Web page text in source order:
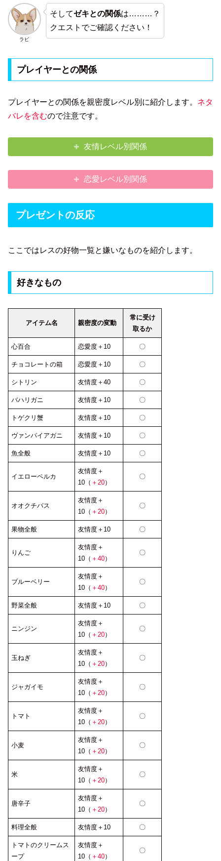
ラビ
そしてゼキとの関係は………？
クエストでご確認ください！
プレイヤーとの関係
プレイヤーとの関係を親密度レベル別に紹介します。 ネタ
バレを含むので注意です。
友情レベル別関係
恋愛レベル別関係
プレゼントの反応
ここではレスの好物一覧と嫌いなものを紹介します。
好きなもの
アイテム名 親密度の変動
常に受け
取るか
心百合 恋愛度＋10 〇
チョコレートの箱 恋愛度＋10 〇
シトリン 友情度＋40 〇
バハリガニ 友情度＋10 〇
トゲクリ蟹 友情度＋10 〇
ヴァンパイアガニ 友情度＋10 〇
魚全般 友情度＋10 〇
イエローペルカ
友情度＋
10（ ＋20）
〇
オオクチバス
友情度＋
10（ ＋20）
〇
果物全般 友情度＋10 〇
りんご
友情度＋
10（ ＋40）
〇
ブルーベリー
友情度＋
10（ ＋40）
〇
野菜全般 友情度＋10 〇
ニンジン
友情度＋
10（ ＋20）
〇
玉ねぎ
友情度＋
10（ ＋20）
〇
ジャガイモ
友情度＋
10（ ＋20）
〇
トマト
友情度＋
10（ ＋20）
〇
小麦
友情度＋
10（ ＋20）
〇
米
友情度＋
10（ ＋20）
〇
唐辛子
友情度＋
10（ ＋20）
〇
料理全般 友情度＋10 〇
トマトのクリームス
ープ
友情度＋
10（ ＋40）
〇